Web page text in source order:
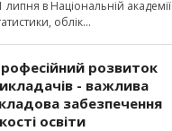
липня в Національній академії
облік
розвиток
- важлива
забезпечення
освіти